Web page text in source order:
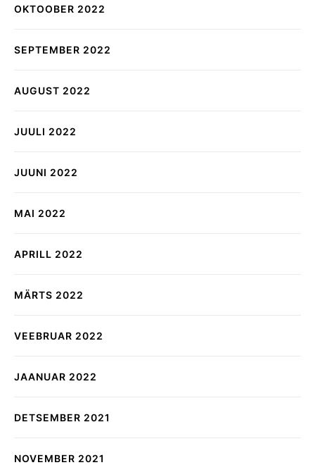
OKTOOBER 2022
SEPTEMBER 2022
AUGUST 2022
JUULI 2022
JUUNI 2022
MAI 2022
APRILL 2022
MÄRTS 2022
VEEBRUAR 2022
JAANUAR 2022
DETSEMBER 2021
NOVEMBER 2021